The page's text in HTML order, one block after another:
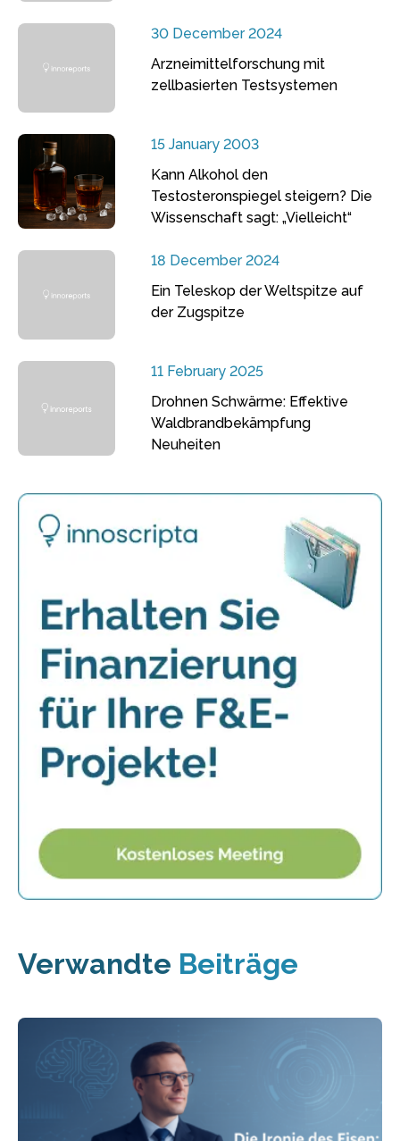
30 December 2024
Arzneimittelforschung mit
zellbasierten Testsystemen
15 January 2003
Kann Alkohol den
Testosteronspiegel steigern? Die
Wissenschaft sagt: „Vielleicht“
18 December 2024
Ein Teleskop der Weltspitze auf
der Zugspitze
11 February 2025
Drohnen Schwärme: Effektive
Waldbrandbekämpfung
Neuheiten
Verwandte Beiträge